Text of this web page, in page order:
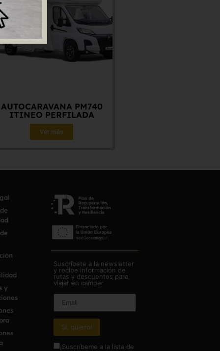
AUTOCARAVANA PM740
ITINEO PERFILADA
Ver más
y
Suscríbete a la newsletter
y recibe información de
rutas y descuentos para
viajar en camper
¡Suscríbeme a la lista de